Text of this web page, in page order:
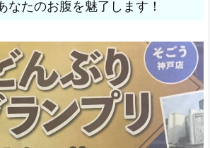
なたのお腹を魅了します！